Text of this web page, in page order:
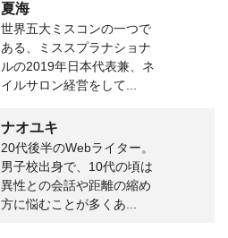
夏海
世界五大ミスコンの一つで
ある、ミススプラナショナ
ルの2019年日本代表兼、ネ
イルサロン経営をして...
ナオユキ
20代後半のWebライター。
男子校出身で、10代の頃は
異性との会話や距離の縮め
方に悩むことが多くあ...